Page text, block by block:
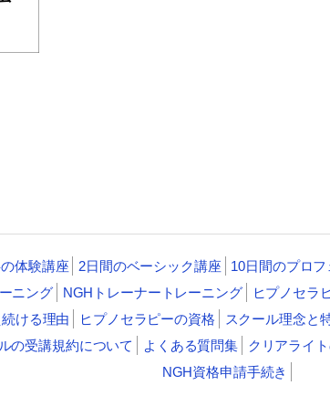
体験講座 2日間のベーシック講座 10日間のプロ
ニング
NGHトレーナートレーニング ヒプノセラ
ける理由
ヒプノセラピーの資格 スクール理念と
の受講規約について よくある質問集 クリアライ
NGH資格申請手続き